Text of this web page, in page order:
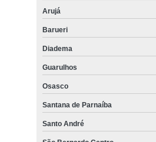
Arujá
Barueri
Diadema
Guarulhos
Osasco
Santana de Parnaíba
Santo André